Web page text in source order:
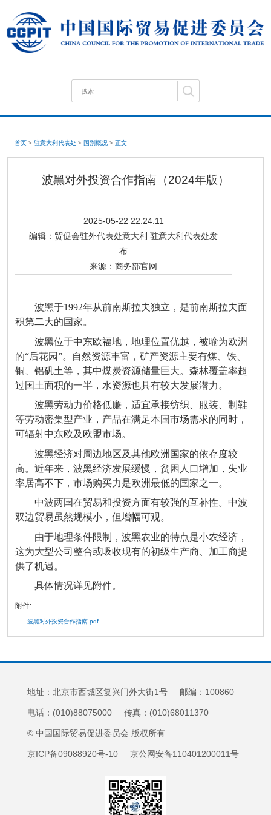
首页 > 驻意大利代表处 > 国别概况 > 正文
波黑对外投资合作指南（2024年版）
2025-05-22 22:24:11
编辑： 贸促会驻外代表处意大利 驻意大利代表处发
布
来源： 商务部官网
波黑于1992年从前南斯拉夫独立，是前南斯拉夫面
积第二大的国家。
波黑位于中东欧福地，地理位置优越，被喻为欧洲
的“后花园”。自然资源丰富，矿产资源主要有煤、铁、
铜、铝矾土等，其中煤炭资源储量巨大。森林覆盖率超
过国土面积的一半，水资源也具有较大发展潜力。
波黑劳动力价格低廉，适宜承接纺织、服装、制鞋
等劳动密集型产业，产品在满足本国市场需求的同时，
可辐射中东欧及欧盟市场。
波黑经济对周边地区及其他欧洲国家的依存度较
高。近年来，波黑经济发展缓慢，贫困人口增加，失业
率居高不下，市场购买力是欧洲最低的国家之一。
中波两国在贸易和投资方面有较强的互补性。中波
双边贸易虽然规模小，但增幅可观。
由于地理条件限制，波黑农业的特点是小农经济，
这为大型公司整合或吸收现有的初级生产商、加工商提
供了机遇。
具体情况详见附件。
附件:
波黑对外投资合作指南.pdf
地址：北京市西城区复兴门外大街1号 邮编：100860
电话：(010)88075000 传真：(010)68011370
© 中国国际贸易促进委员会 版权所有
京ICP备09088920号-10 京公网安备110401200011号